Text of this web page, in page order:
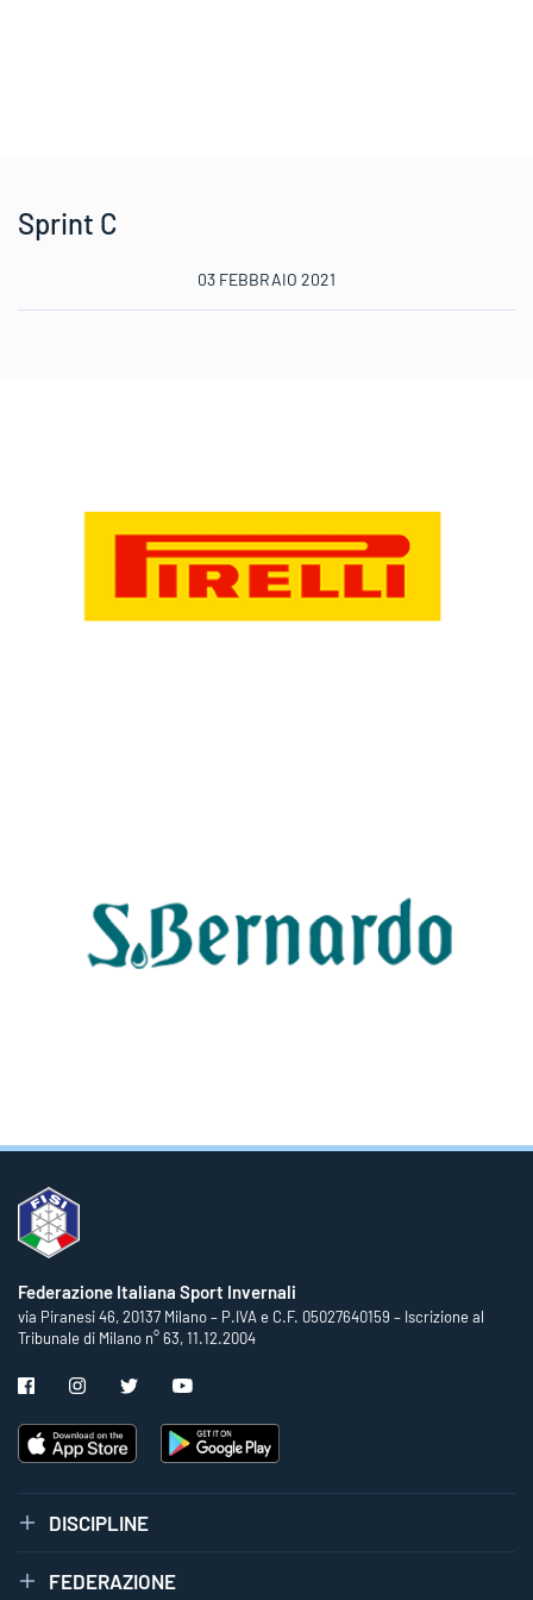
Sprint C
03 FEBBRAIO 2021
Federazione Italiana Sport Invernali
via Piranesi 46, 20137 Milano – P.IVA e C.F. 05027640159 – Iscrizione al
Tribunale di Milano n° 63, 11.12.2004
DISCIPLINE
FEDERAZIONE